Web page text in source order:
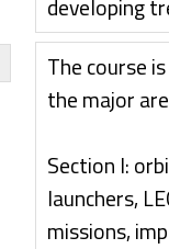
developing
The course
the major
Section I:
launchers,
missions,